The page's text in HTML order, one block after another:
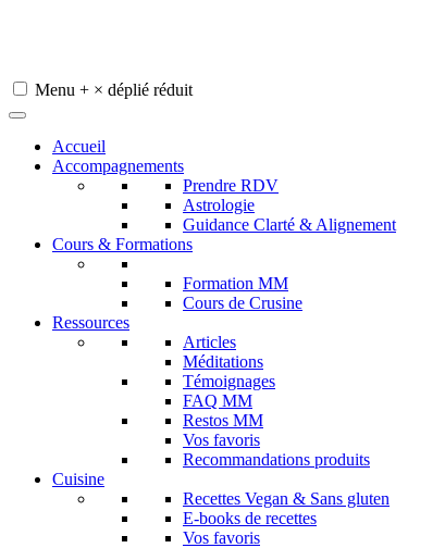
Menu + × déplié réduit
Accueil
Accompagnements
Prendre RDV
Astrologie
Guidance Clarté & Alignement
Cours & Formations
Formation MM
Cours de Crusine
Ressources
Articles
Méditations
Témoignages
FAQ MM
Restos MM
Vos favoris
Recommandations produits
Cuisine
Recettes Vegan & Sans gluten
E-books de recettes
Vos favoris